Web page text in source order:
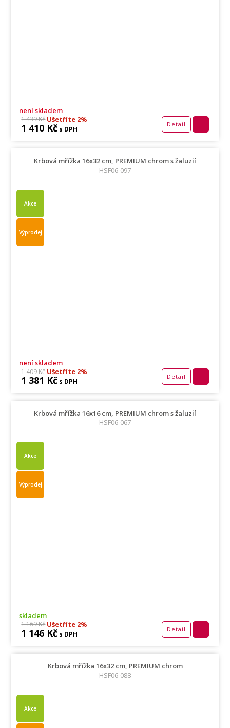
není skladem
1 439 KčUšetříte 2%
1 410 Kč s DPH
Detail
Krbová mřížka 16x32 cm, PREMIUM chrom s žaluzií
HSF06-097
Akce
Výprodej
není skladem
1 409 KčUšetříte 2%
1 381 Kč s DPH
Detail
Krbová mřížka 16x16 cm, PREMIUM chrom s žaluzií
HSF06-067
Akce
Výprodej
skladem
1 169 KčUšetříte 2%
1 146 Kč s DPH
Detail
Krbová mřížka 16x32 cm, PREMIUM chrom
HSF06-088
Akce